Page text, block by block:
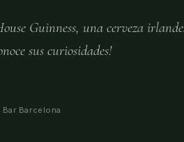
Guinness, una cerveza
sus curiosidades!
Bar Barcelona